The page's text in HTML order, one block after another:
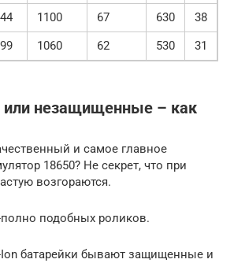
1100 67 630
38
1060 62 530 31
незащищенные – как
и самое главное
18650? Не секрет, что при
возгораются.
подобных роликов.
батарейки бывают защищенные и